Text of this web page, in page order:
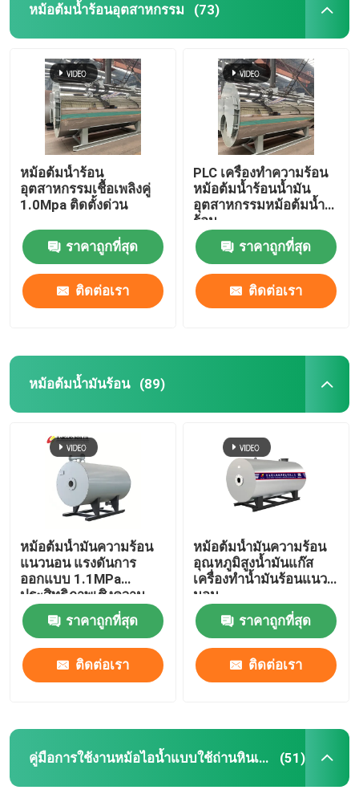
หม้อต้มน้ำร้อนอุตสาหกรรม (73)
หม้อต้มน้ำร้อน
อุตสาหกรรมเชื้อเพลิงคู่
1.0Mpa ติดตั้งด่วน
ราคาถูกที่สุด
ติดต่อเรา
PLC เครื่องทำความร้อน
หม้อต้มน้ำร้อนน้ำมัน
อุตสาหกรรมหม้อต้มน้ำ
ร้อน
ราคาถูกที่สุด
ติดต่อเรา
หม้อต้มน้ำมันร้อน (89)
หม้อต้มน้ำมันความร้อน
แนวนอน แรงดันการ
ออกแบบ 1.1MPa
ประสิทธิภาพเชิงความ
ร้อน 96%
ราคาถูกที่สุด
ติดต่อเรา
หม้อต้มน้ำมันความร้อน
อุณหภูมิสูงน้ำมันแก๊ส
เครื่องทำน้ำมันร้อนแนว
นอน
ราคาถูกที่สุด
ติดต่อเรา
คู่มือการใช้งานหม้อไอน้ำแบบใช้ถ่านหินเป็นเชื้อเพลิง (51)